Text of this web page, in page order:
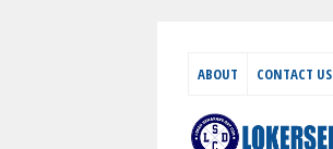
ABOUT CONTACT US